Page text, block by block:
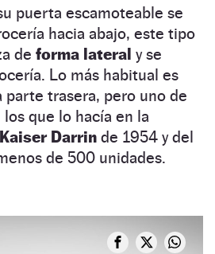
puerta escamoteable se
hacia abajo, este tipo
de forma lateral y se
Lo más habitual es
parte trasera, pero uno de
que lo hacía en la
Kaiser Darrin de 1954 y del
de 500 unidades.